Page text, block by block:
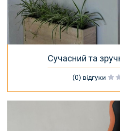
Сучасний та
(0) відгуки